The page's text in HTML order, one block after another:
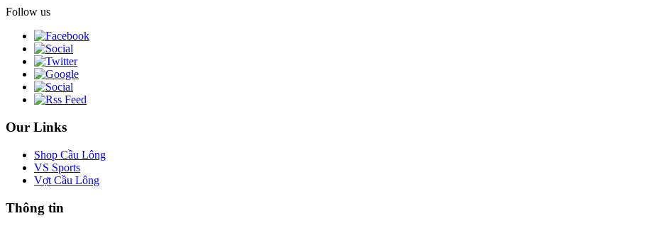
Follow us
Our Links
Shop Cầu Lông
VS Sports
Vợt Cầu Lông
Thông tin